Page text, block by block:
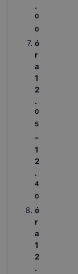
.
0
0
ó
r
a
1
2
.
0
5
–
1
2
.
4
0
ó
r
a
1
2
.